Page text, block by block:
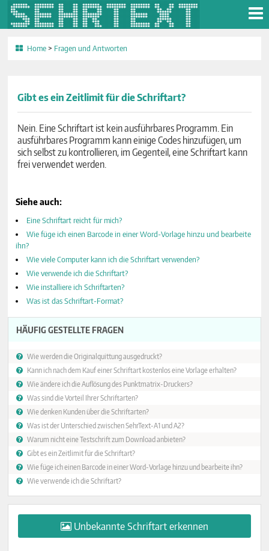
Home> Fragen und Antworten
Gibt es ein Zeitlimit für die Schriftart?
Nein. Eine Schriftart ist kein ausführbares Programm. Ein
ausführbares Programm kann einige Codes hinzufügen, um
sich selbst zu kontrollieren, im Gegenteil, eine Schriftart kann
frei verwendet werden.
Siehe auch:
Eine Schriftart reicht für mich?
Wie füge ich einen Barcode in einer Word-Vorlage hinzu und bearbeite
ihn?
Wie viele Computer kann ich die Schriftart verwenden?
Wie verwende ich die Schriftart?
Wie installiere ich Schriftarten?
Was ist das Schriftart-Format?
HÄUFIG GESTELLTE FRAGEN
Wie werden die Originalquittung ausgedruckt?
Kann ich nach dem Kauf einer Schriftart kostenlos eine Vorlage erhalten?
Wie ändere ich die Auflösung des Punktmatrix-Druckers?
Was sind die Vorteil Ihrer Schriftarten?
Wie denken Kunden über die Schriftarten?
Was ist der Unterschied zwischen SehrText-A1 und A2?
Warum nicht eine Testschrift zum Download anbieten?
Gibt es ein Zeitlimit für die Schriftart?
Wie füge ich einen Barcode in einer Word-Vorlage hinzu und bearbeite ihn?
Wie verwende ich die Schriftart?
Unbekannte Schriftart erkennen